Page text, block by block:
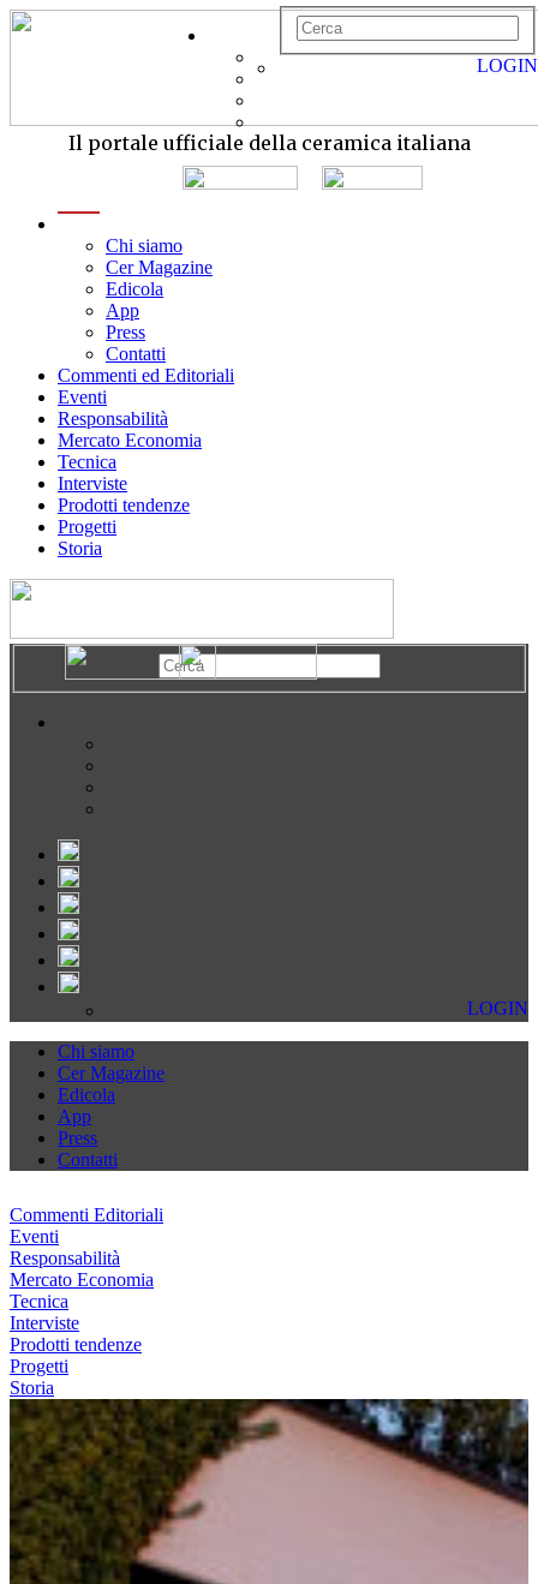
Il portale ufficiale della ceramica italiana
Chi siamo
Cer Magazine
Edicola
App
Press
Contatti
Commenti ed Editoriali
Eventi
Responsabilità
Mercato Economia
Tecnica
Interviste
Prodotti tendenze
Progetti
Storia
LOGIN
LOGIN
Chi siamo
Cer Magazine
Edicola
App
Press
Contatti
Commenti Editoriali
Eventi
Responsabilità
Mercato Economia
Tecnica
Interviste
Prodotti tendenze
Progetti
Storia